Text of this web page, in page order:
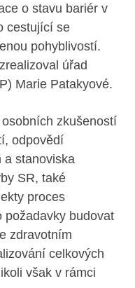
o stavu bariér v
cestující se
pohyblivostí.
úřad
Marie Patakyové.
zkušeností
odpovědí
a stanoviska
SR, také
proces
požadavky budovat
zdravotním
celkových
však v rámci